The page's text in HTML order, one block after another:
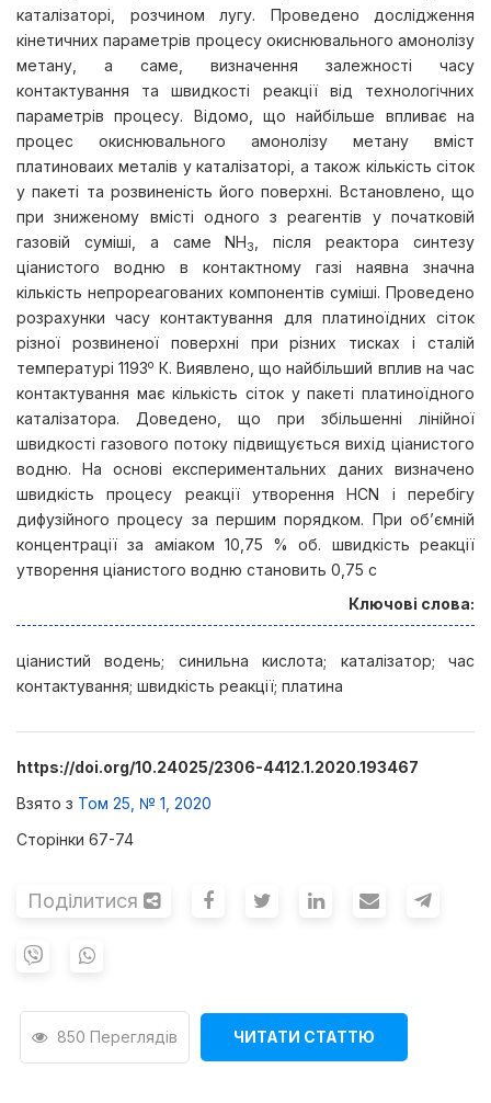
каталізаторі, розчином лугу. Проведено дослідження
кінетичних параметрів процесу окиснювального амонолізу
метану, а саме, визначення залежності часу
контактування та швидкості реакції від технологічних
параметрів процесу. Відомо, що найбільше впливає на
процес окиснювального амонолізу метану вміст
платиноваих металів у каталізаторі, а також кількість сіток
у пакеті та розвиненість його поверхні. Встановлено, що
при зниженому вмісті одного з реагентів у початковій
газовій суміші, а саме NH3
, після реактора синтезу
ціанистого водню в контактному газі наявна значна
кількість непрореагованих компонентів суміші. Проведено
розрахунки часу контактування для платиноїдних сіток
різної розвиненої поверхні при різних тисках і сталій
температурі 1193о К. Виявлено, що найбільший вплив на час
контактування має кількість сіток у пакеті платиноїдного
каталізатора. Доведено, що при збільшенні лінійної
швидкості газового потоку підвищується вихід ціанистого
водню. На основі експериментальних даних визначено
швидкість процесу реакції утворення НСN і перебігу
дифузійного процесу за першим порядком. При об’ємній
концентрації за аміаком 10,75 % об. швидкість реакції
утворення ціанистого водню становить 0,75 с
Ключові слова:
ціанистий водень; синильна кислота; каталізатор; час
контактування; швидкість реакції; платина
https://doi.org/10.24025/2306-4412.1.2020.193467
Взято з Том 25, № 1, 2020
Сторінки 67-74
Поділитися
850 Переглядів ЧИТАТИ СТАТТЮ